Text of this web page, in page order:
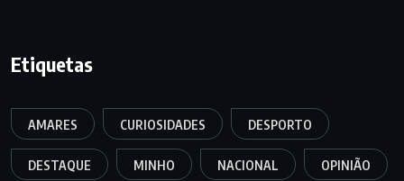
Etiquetas
AMARES CURIOSIDADES DESPORTO
DESTAQUE MINHO NACIONAL OPINIÃO